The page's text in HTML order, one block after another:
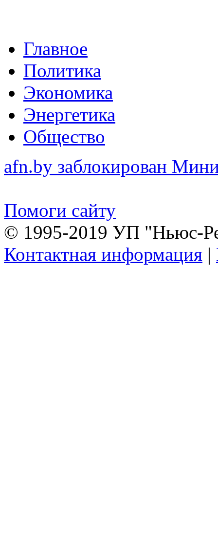
Главное
Политика
Экономика
Энергетика
Общество
afn.by заблокирован
Помоги сайту
© 1995-2019 УП "Ньюс-
Контактная информация |